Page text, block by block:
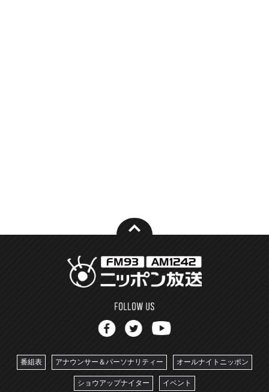
番組表 アナウンサー＆パーソナリティー オールナイトニッポン
ショウアップナイター イベント